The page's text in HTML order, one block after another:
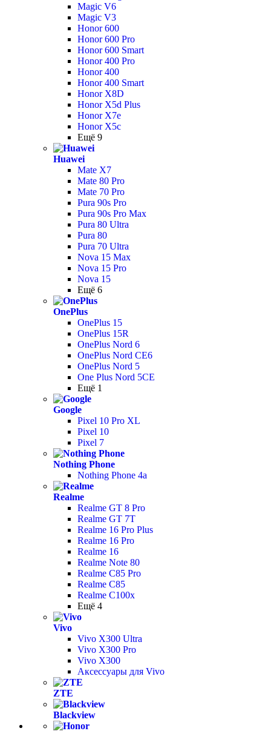
Magic V6
Magic V3
Honor 600
Honor 600 Pro
Honor 600 Smart
Honor 400 Pro
Honor 400
Honor 400 Smart
Honor X8D
Honor X5d Plus
Honor X7e
Honor X5c
Ещё 9
Huawei
Mate X7
Mate 80 Pro
Mate 70 Pro
Pura 90s Pro
Pura 90s Pro Max
Pura 80 Ultra
Pura 80
Pura 70 Ultra
Nova 15 Max
Nova 15 Pro
Nova 15
Ещё 6
OnePlus
OnePlus 15
OnePlus 15R
OnePlus Nord 6
OnePlus Nord CE6
OnePlus Nord 5
One Plus Nord 5CE
Ещё 1
Google
Pixel 10 Pro XL
Pixel 10
Pixel 7
Nothing Phone
Nothing Phone 4a
Realme
Realme GT 8 Pro
Realme GT 7T
Realme 16 Pro Plus
Realme 16 Pro
Realme 16
Realme Note 80
Realme C85 Pro
Realme C85
Realme C100x
Ещё 4
Vivo
Vivo X300 Ultra
Vivo X300 Pro
Vivo X300
Аксессуары для Vivo
ZTE
Blackview